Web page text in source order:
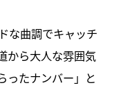
な曲調でキャッチ
から大人な雰囲気
ったナンバー」と